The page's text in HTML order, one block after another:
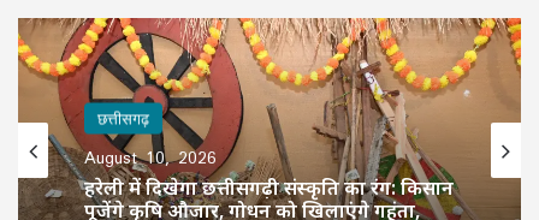
छत्तीसगढ़
August 10, 2026
छत्तीसगढ़
August 10, 2026